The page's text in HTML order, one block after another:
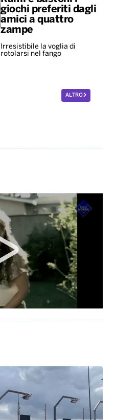
giochi preferiti dagli
amici a quattro
zampe
Irresistibile la voglia di
rotolarsi nel fango
ALTRO